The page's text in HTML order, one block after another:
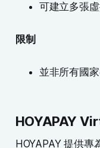
可建立多張
限制
並非所有國
HOYAPAY
HOYAPAY 提供